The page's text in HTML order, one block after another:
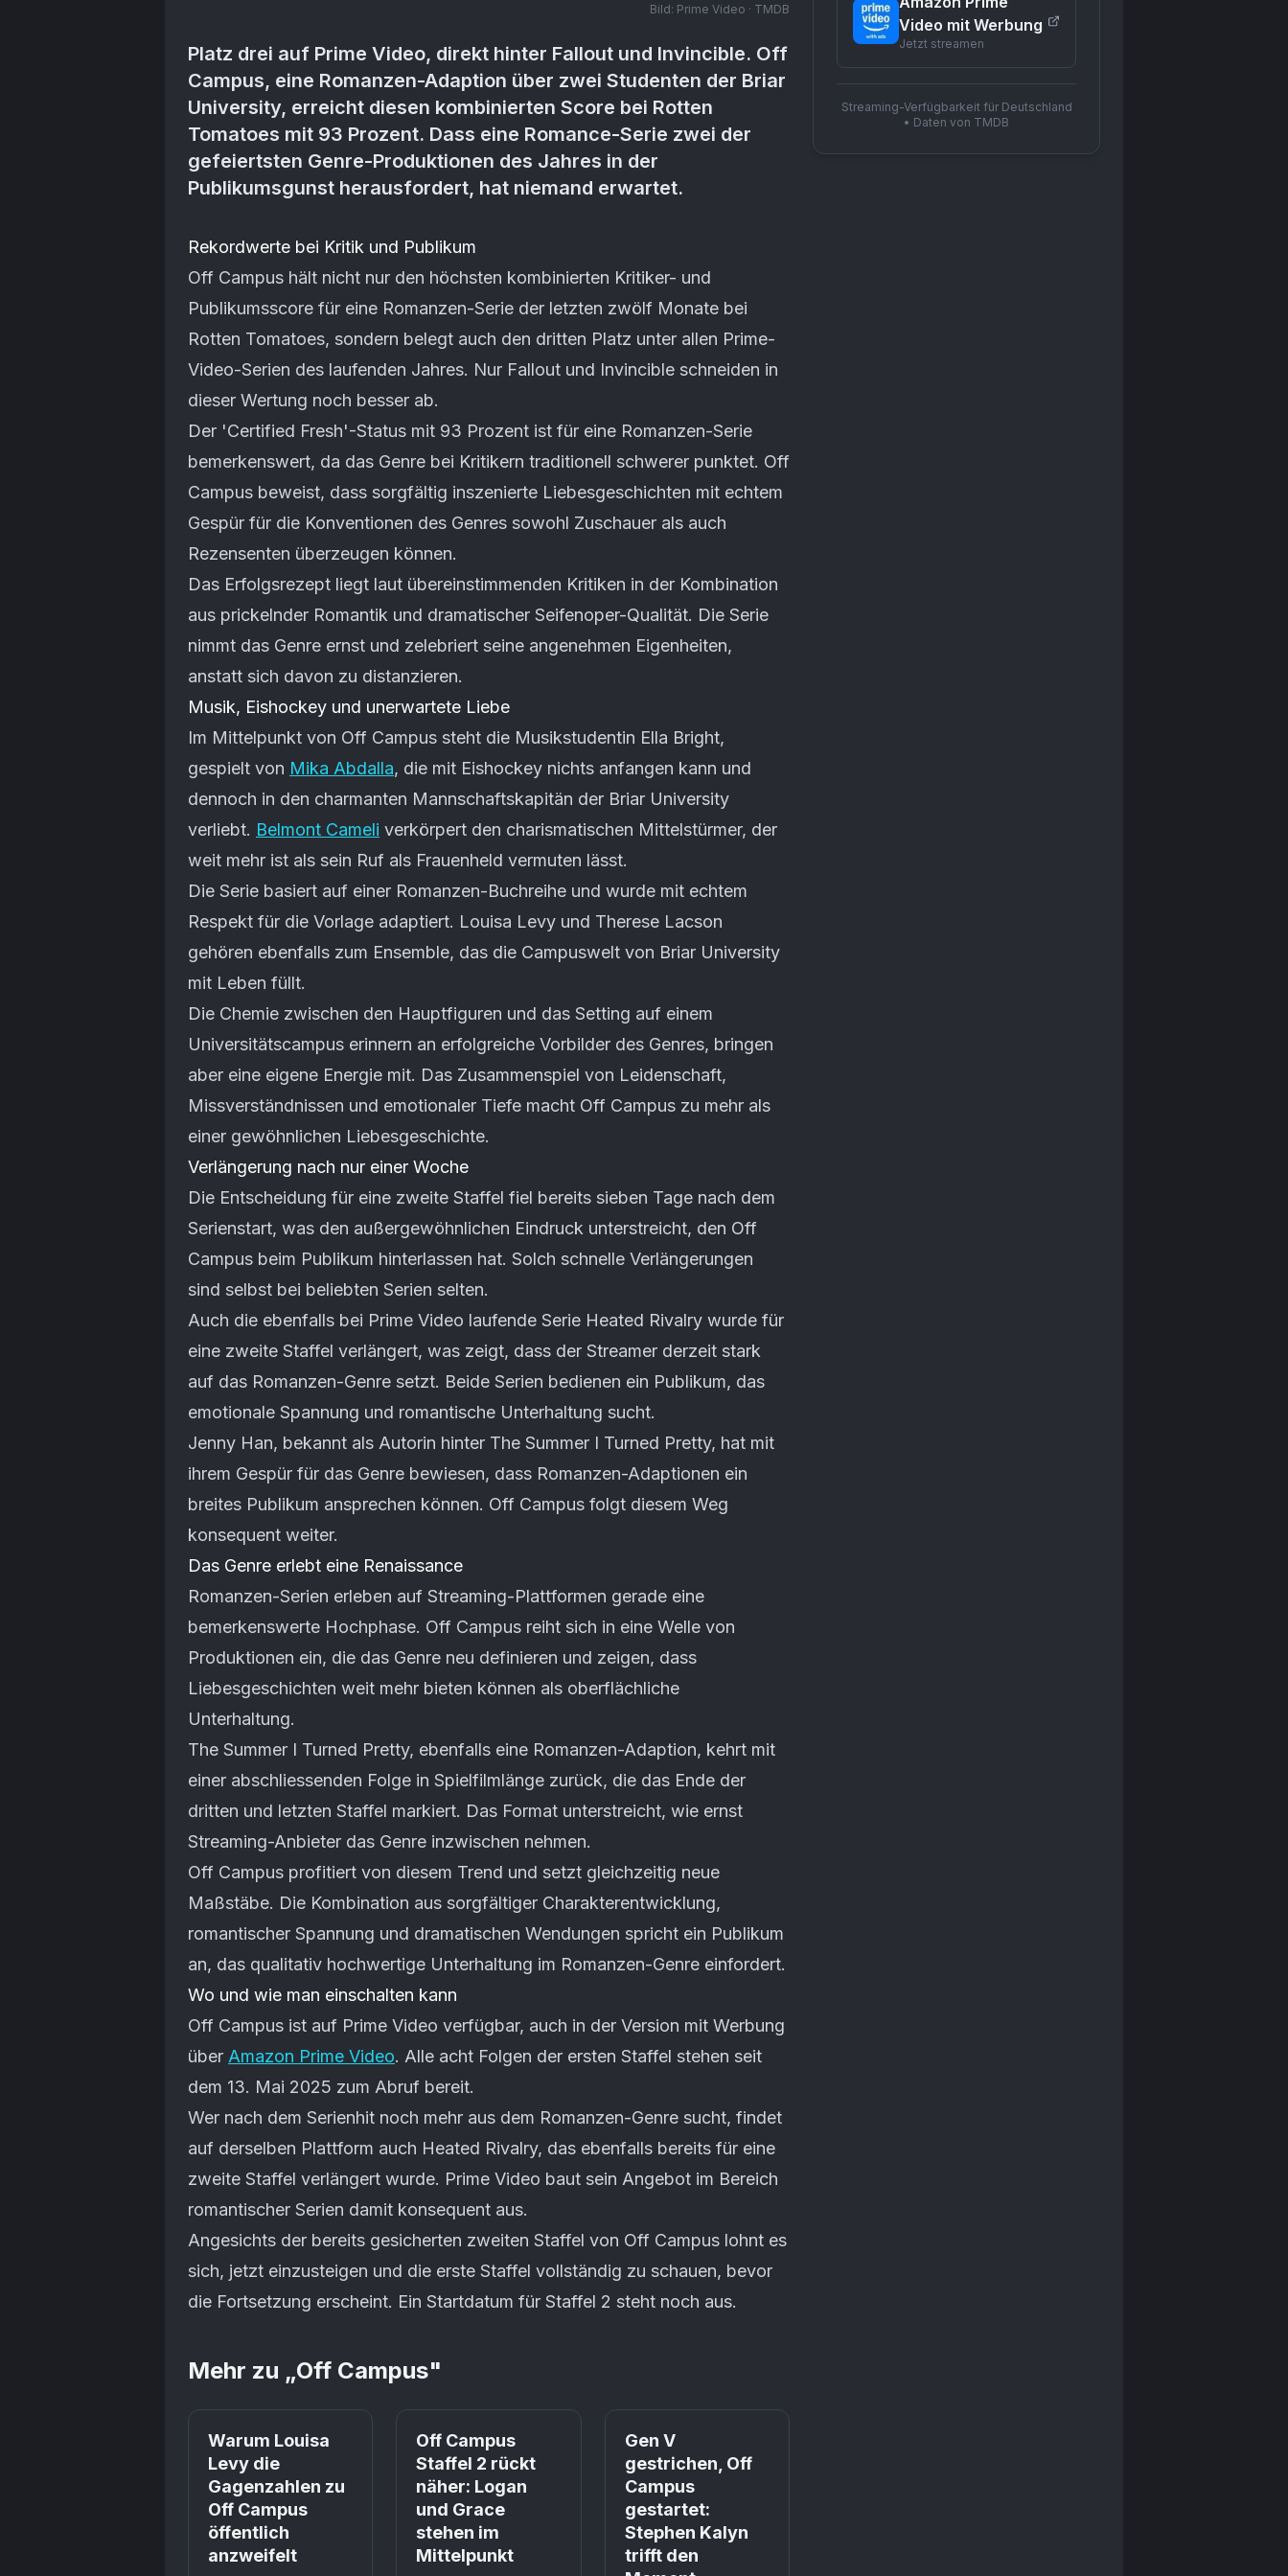
Bild: Prime Video · TMDB
Platz drei auf Prime Video, direkt hinter Fallout und Invincible. Off
Campus, eine Romanzen-Adaption über zwei Studenten der Briar
University, erreicht diesen kombinierten Score bei Rotten
Tomatoes mit 93 Prozent. Dass eine Romance-Serie zwei der
gefeiertsten Genre-Produktionen des Jahres in der
Publikumsgunst herausfordert, hat niemand erwartet.
Artikel-Inhalt
Rekordwerte bei Kritik und Publikum
Off Campus hält nicht nur den höchsten kombinierten Kritiker- und
Publikumsscore für eine Romanzen-Serie der letzten zwölf Monate bei
Rotten Tomatoes, sondern belegt auch den dritten Platz unter allen Prime-
Video-Serien des laufenden Jahres. Nur Fallout und Invincible schneiden in
dieser Wertung noch besser ab.
Der 'Certified Fresh'-Status mit 93 Prozent ist für eine Romanzen-Serie
bemerkenswert, da das Genre bei Kritikern traditionell schwerer punktet. Off
Campus beweist, dass sorgfältig inszenierte Liebesgeschichten mit echtem
Gespür für die Konventionen des Genres sowohl Zuschauer als auch
Rezensenten überzeugen können.
Das Erfolgsrezept liegt laut übereinstimmenden Kritiken in der Kombination
aus prickelnder Romantik und dramatischer Seifenoper-Qualität. Die Serie
nimmt das Genre ernst und zelebriert seine angenehmen Eigenheiten,
anstatt sich davon zu distanzieren.
Musik, Eishockey und unerwartete Liebe
Im Mittelpunkt von Off Campus steht die Musikstudentin Ella Bright,
gespielt von Mika Abdalla, die mit Eishockey nichts anfangen kann und
dennoch in den charmanten Mannschaftskapitän der Briar University
verliebt. Belmont Cameli verkörpert den charismatischen Mittelstürmer, der
weit mehr ist als sein Ruf als Frauenheld vermuten lässt.
Die Serie basiert auf einer Romanzen-Buchreihe und wurde mit echtem
Respekt für die Vorlage adaptiert. Louisa Levy und Therese Lacson
gehören ebenfalls zum Ensemble, das die Campuswelt von Briar University
mit Leben füllt.
Die Chemie zwischen den Hauptfiguren und das Setting auf einem
Universitätscampus erinnern an erfolgreiche Vorbilder des Genres, bringen
aber eine eigene Energie mit. Das Zusammenspiel von Leidenschaft,
Missverständnissen und emotionaler Tiefe macht Off Campus zu mehr als
einer gewöhnlichen Liebesgeschichte.
Verlängerung nach nur einer Woche
Die Entscheidung für eine zweite Staffel fiel bereits sieben Tage nach dem
Serienstart, was den außergewöhnlichen Eindruck unterstreicht, den Off
Campus beim Publikum hinterlassen hat. Solch schnelle Verlängerungen
sind selbst bei beliebten Serien selten.
Auch die ebenfalls bei Prime Video laufende Serie Heated Rivalry wurde für
eine zweite Staffel verlängert, was zeigt, dass der Streamer derzeit stark
auf das Romanzen-Genre setzt. Beide Serien bedienen ein Publikum, das
emotionale Spannung und romantische Unterhaltung sucht.
Jenny Han, bekannt als Autorin hinter The Summer I Turned Pretty, hat mit
ihrem Gespür für das Genre bewiesen, dass Romanzen-Adaptionen ein
breites Publikum ansprechen können. Off Campus folgt diesem Weg
konsequent weiter.
Das Genre erlebt eine Renaissance
Romanzen-Serien erleben auf Streaming-Plattformen gerade eine
bemerkenswerte Hochphase. Off Campus reiht sich in eine Welle von
Produktionen ein, die das Genre neu definieren und zeigen, dass
Liebesgeschichten weit mehr bieten können als oberflächliche
Unterhaltung.
The Summer I Turned Pretty, ebenfalls eine Romanzen-Adaption, kehrt mit
einer abschliessenden Folge in Spielfilmlänge zurück, die das Ende der
dritten und letzten Staffel markiert. Das Format unterstreicht, wie ernst
Streaming-Anbieter das Genre inzwischen nehmen.
Off Campus profitiert von diesem Trend und setzt gleichzeitig neue
Maßstäbe. Die Kombination aus sorgfältiger Charakterentwicklung,
romantischer Spannung und dramatischen Wendungen spricht ein Publikum
an, das qualitativ hochwertige Unterhaltung im Romanzen-Genre einfordert.
Wo und wie man einschalten kann
Off Campus ist auf Prime Video verfügbar, auch in der Version mit Werbung
über Amazon Prime Video. Alle acht Folgen der ersten Staffel stehen seit
dem 13. Mai 2025 zum Abruf bereit.
Wer nach dem Serienhit noch mehr aus dem Romanzen-Genre sucht, findet
auf derselben Plattform auch Heated Rivalry, das ebenfalls bereits für eine
zweite Staffel verlängert wurde. Prime Video baut sein Angebot im Bereich
romantischer Serien damit konsequent aus.
Angesichts der bereits gesicherten zweiten Staffel von Off Campus lohnt es
sich, jetzt einzusteigen und die erste Staffel vollständig zu schauen, bevor
die Fortsetzung erscheint. Ein Startdatum für Staffel 2 steht noch aus.
Mehr zu „Off Campus"
Prime
Warum Louisa
Levy die
Gagenzahlen zu
Off Campus
öffentlich
anzweifelt
Off Campus
Staffel 2 rückt
näher: Logan
und Grace
stehen im
Mittelpunkt
Gen V
gestrichen, Off
Campus
gestartet:
Stephen Kalyn
trifft den
Video mit Werbung
Jetzt streamen
Streaming-Verfügbarkeit für Deutschland
• Daten von TMDB